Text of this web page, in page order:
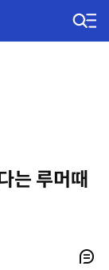
는 루머때